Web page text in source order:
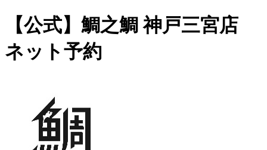
【公式】鯛之鯛 神戸三宮店
ネット予約